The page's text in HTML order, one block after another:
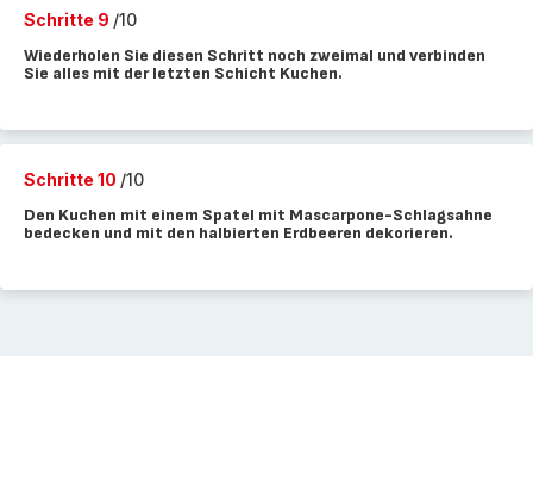
Schritte 9 /10
Wiederholen Sie diesen Schritt noch zweimal und verbinden
Sie alles mit der letzten Schicht Kuchen.
Schritte 10 /10
Den Kuchen mit einem Spatel mit Mascarpone-Schlagsahne
bedecken und mit den halbierten Erdbeeren dekorieren.